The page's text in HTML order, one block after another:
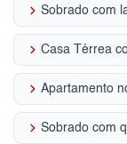
keyboard_arrow_right
keyboard_arrow_right
keyboard_arrow_right
keyboard_arrow_right